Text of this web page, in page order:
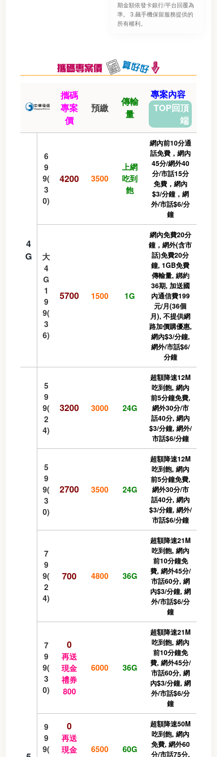
期金額依發卡銀行/平台回覆為
準。 3.飆手機保留服務提供的
所有權利。
攜碼
專案
價
預繳
傳輸
量
專案內容
TOP回頂
端
4
G
6
9
9(
3
0)
4200 3500
上網
吃到
飽
網內前10分通
話免費，網內
45分/網外40
分/市話15分
免費，網內
$3/分鐘，網
外/市話$6/分
鐘
大
4
G
1
9
9(
3
6)
5700 1500 1G
網內免費20分
鐘，網外(含市
話)免費20分
鐘, 1GB免費
傳輸量, 綁約
36期, 加送國
內通信費199
元/月(36個
月), 不提供網
路加價購優惠,
網內$3/分鐘,
網外/市話$6/
分鐘
5
9
9(
2
4)
3200 3000 24G
超額降速12M
吃到飽, 網內
前5分鐘免費,
網外30分/市
話40分, 網內
$3/分鐘, 網外/
市話$6/分鐘
5
9
9(
3
0)
2700 3500 24G
超額降速12M
吃到飽, 網內
前5分鐘免費,
網外30分/市
話40分, 網內
$3/分鐘, 網外/
市話$6/分鐘
7
9
9(
2
4)
700 4800 36G
超額降速21M
吃到飽, 網內
前10分鐘免
費, 網外45分/
市話60分, 網
內$3/分鐘, 網
外/市話$6/分
鐘
7
9
9(
3
0)
0
再送
現金
禮券
800
6000 36G
超額降速21M
吃到飽, 網內
前10分鐘免
費, 網外45分/
市話60分, 網
內$3/分鐘, 網
外/市話$6/分
鐘
9
9
9(
0
再送
現金
6500 60G
超額降速50M
吃到飽, 網內
免費, 網外60
分/市話75分,